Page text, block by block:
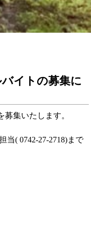
イトの募集に
集いたします。
当( 0742-27-2718)まで